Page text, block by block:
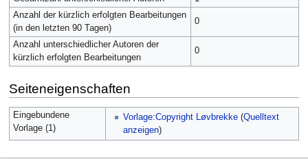
Anzahl der kürzlich erfolgten Bearbeitungen
(in den letzten 90 Tagen)
0
Anzahl unterschiedlicher Autoren der
kürzlich erfolgten Bearbeitungen
0
Seiteneigenschaften
Eingebundene
Vorlage (1)
Vorlage:Copyright Løvbrekke (Quelltext
anzeigen)